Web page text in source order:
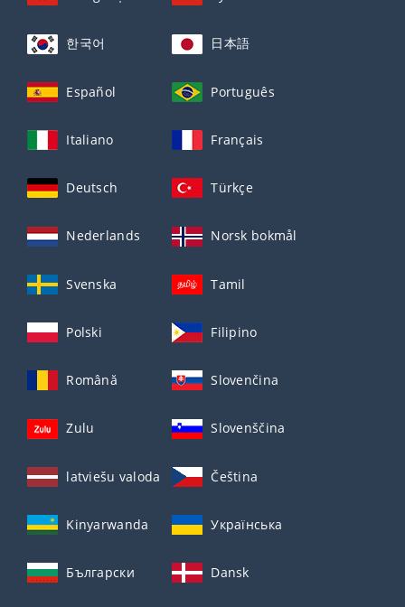
한국어 日本語
Español Português
Italiano Français
Deutsch Türkçe
Nederlands Norsk bokmål
Svenska Tamil
Polski Filipino
Română Slovenčina
Zulu Slovenščina
latviešu valoda Čeština
Kinyarwanda Українська
Български Dansk